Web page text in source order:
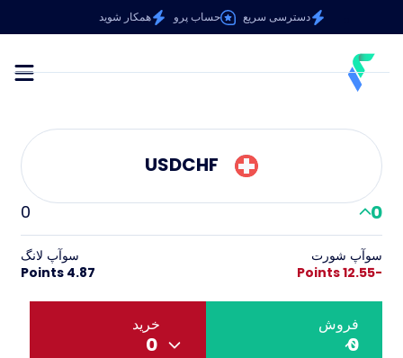
دسترسی سریع حساب پرو همکار شوید
USDCHF
0
0
سوآپ شورت
-12.55 Points
سوآپ لانگ
4.87 Points
فروش
0
خرید
0